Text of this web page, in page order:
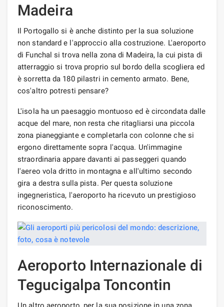
Madeira
Il Portogallo si è anche distinto per la sua soluzione
non standard e l'approccio alla costruzione. L'aeroporto
di Funchal si trova nella zona di Madeira, la cui pista di
atterraggio si trova proprio sul bordo della scogliera ed
è sorretta da 180 pilastri in cemento armato. Bene,
cos'altro potresti pensare?
L'isola ha un paesaggio montuoso ed è circondata dalle
acque del mare, non resta che ritagliarsi una piccola
zona pianeggiante e completarla con colonne che si
ergono direttamente sopra l'acqua. Un'immagine
straordinaria appare davanti ai passeggeri quando
l'aereo vola dritto in montagna e all'ultimo secondo
gira a destra sulla pista. Per questa soluzione
ingegneristica, l'aeroporto ha ricevuto un prestigioso
riconoscimento.
Aeroporto Internazionale di
Tegucigalpa Toncontin